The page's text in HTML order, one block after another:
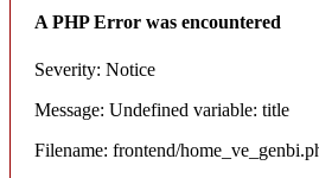
A PHP Error was encountered
Severity: Notice
Message: Undefined variable: title
Filename: frontend/